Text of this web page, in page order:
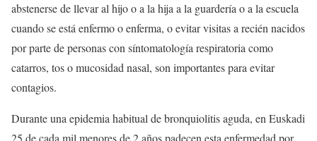
abstenerse de llevar al hijo o a la hija a la guardería o a la escuela
cuando se está enfermo o enferma, o evitar visitas a recién nacidos
por parte de personas con síntomatología respiratoria como
catarros, tos o mucosidad nasal, son importantes para evitar
contagios.
Durante una epidemia habitual de bronquiolitis aguda, en Euskadi
25 de cada mil menores de 2 años padecen esta enfermedad por